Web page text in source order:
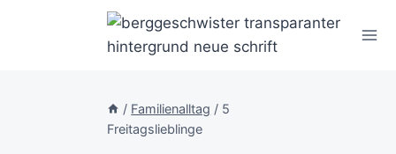
/ Familienalltag / 5
Freitagslieblinge